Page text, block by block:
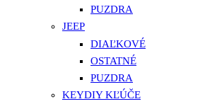
PUZDRA
JEEP
DIAĽKOVÉ
OSTATNÉ
PUZDRA
KEYDIY KĽÚČE